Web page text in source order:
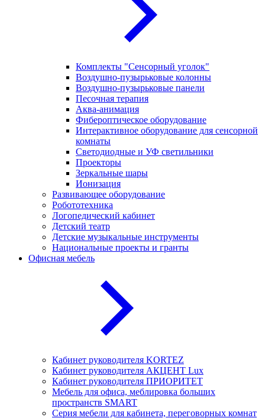
Комплекты "Сенсорный уголок"
Воздушно-пузырьковые колонны
Воздушно-пузырьковые панели
Песочная терапия
Аква-анимация
Фибероптическое оборудование
Интерактивное оборудование для сенсорной
комнаты
Светодиодные и УФ светильники
Проекторы
Зеркальные шары
Ионизация
Развивающее оборудование
Робототехника
Логопедический кабинет
Детский театр
Детские музыкальные инструменты
Национальные проекты и гранты
Офисная мебель
Кабинет руководителя KORTEZ
Кабинет руководителя АКЦЕНТ Lux
Кабинет руководителя ПРИОРИТЕТ
Мебель для офиса, меблировка больших
пространств SMART
Серия мебели для кабинета, переговорных комнат